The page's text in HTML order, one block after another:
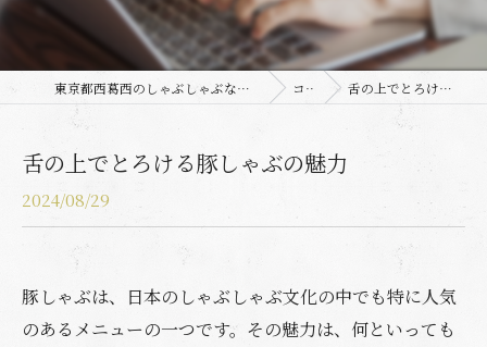
東京都西葛西のしゃぶしゃぶなら豚しゃぶ専門店 とんとん コラム 舌の上でとろける豚しゃぶの魅力
舌の上でとろける豚しゃぶの魅力
2024/08/29
豚しゃぶは、日本のしゃぶしゃぶ文化の中でも特に人気
のあるメニューの一つです。その魅力は、何といっても